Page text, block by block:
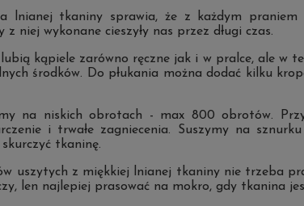
lnianej tkaniny sprawia, że z każdym
niej wykonane cieszyły nas przez długi czas.
kąpiele zarówno ręczne jak i w pralce, ale w
środków. Do płukania można dodać kilku
na niskich obrotach - max 800 obrotów.
i trwałe zagniecenia. Suszymy na
tkaninę.
uszytych z miękkiej lnianej tkaniny nie trzeba
len najlepiej prasować na mokro, gdy tkanina